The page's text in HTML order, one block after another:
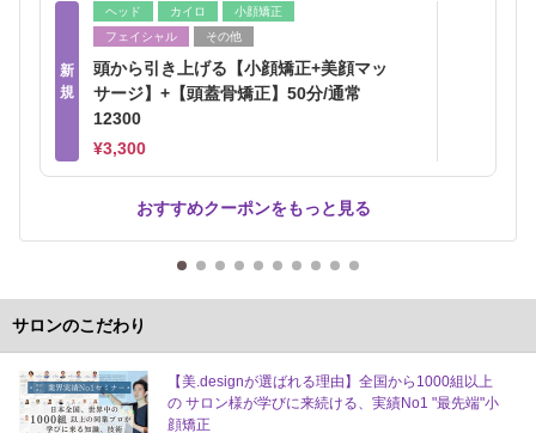
新
規
ヘッド カイロ
小顔矯正
フェイシャル
その他
頭から引き上げる【小顔矯正+美顔マッ
サージ】+【頭蓋骨矯正】50分/通常
12300
¥3,300
おすすめクーポンをもっと見る
サロンのこだわり
【美.designが選ばれる理由】全国から1000組以上
の サロン様が学びに来続ける、実績No1 "最先端"小
顔矯正